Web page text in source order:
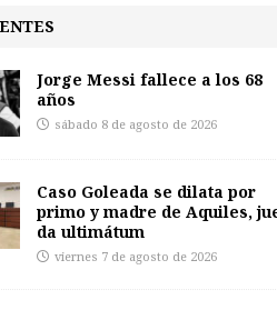
Jorge Messi fallece a los 68
años
sábado 8 de agosto de 2026
Caso Goleada se dilata por
primo y madre de Aquiles,
da ultimátum
viernes 7 de agosto de 2026